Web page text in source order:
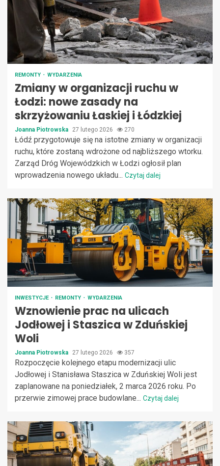
REMONTY WYDARZENIA
Zmiany w organizacji ruchu w
Łodzi: nowe zasady na
skrzyżowaniu Łaskiej i Łódzkiej
Joanna Piotrowska 27 lutego 2026 270
Łódź przygotowuje się na istotne zmiany w organizacji
ruchu, które zostaną wdrożone od najbliższego wtorku.
Zarząd Dróg Wojewódzkich w Łodzi ogłosił plan
wprowadzenia nowego układu... Czytaj dalej
INWESTYCJE REMONTY WYDARZENIA
Wznowienie prac na ulicach
Jodłowej i Staszica w Zduńskiej
Woli
Joanna Piotrowska 27 lutego 2026 357
Rozpoczęcie kolejnego etapu modernizacji ulic
Jodłowej i Stanisława Staszica w Zduńskiej Woli jest
zaplanowane na poniedziałek, 2 marca 2026 roku. Po
przerwie zimowej prace budowlane... Czytaj dalej